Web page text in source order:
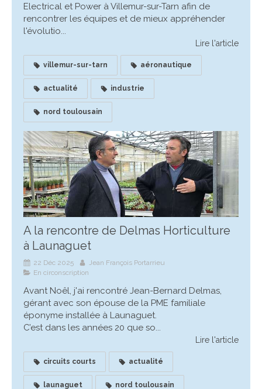
Electrical et Power à Villemur-sur-Tarn afin de
rencontrer les équipes et de mieux appréhender
l'évolutio...
Lire l'article
villemur-sur-tarn aéronautique
actualité industrie
nord toulousain
A la rencontre de Delmas Horticulture
à Launaguet
22 Déc 2025
Jean François Portarrieu
En circonscription
Avant Noêl, j'ai rencontré Jean-Bernard Delmas,
gérant avec son épouse de la PME familiale
éponyme installée à Launaguet.
C’est dans les années 20 que so...
Lire l'article
circuits courts actualité
launaguet nord toulousain